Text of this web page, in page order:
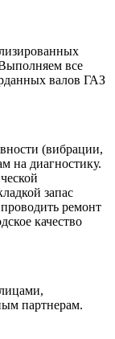
все
валов ГАЗ
(вибрации,
на диагностику.
запас
ремонт
качество
партнерам.